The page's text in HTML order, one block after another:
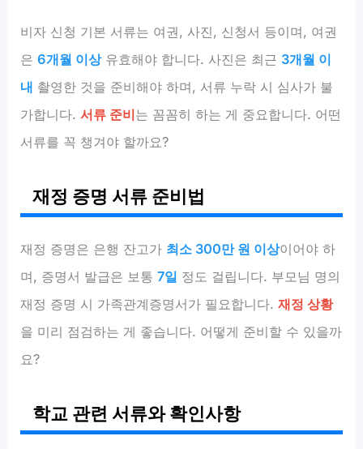
비자 신청 기본 서류는 여권, 사진, 신청서 등이며, 여권
은6개월 이상유효해야 합니다. 사진은 최근 3개월 이
내 촬영한 것을 준비해야 하며, 서류 누락 시 심사가 불
가합니다.서류 준비는 꼼꼼히 하는 게 중요합니다. 어떤
서류를 꼭 챙겨야 할까요?
재정 증명 서류 준비법
재정 증명은 은행 잔고가 최소 300만 원 이상이어야 하
며, 증명서 발급은 보통7일 정도 걸립니다. 부모님 명의
재정 증명 시 가족관계증명서가 필요합니다.재정 상황
을 미리 점검하는 게 좋습니다. 어떻게 준비할 수 있을까
요?
학교 관련 서류와 확인사항